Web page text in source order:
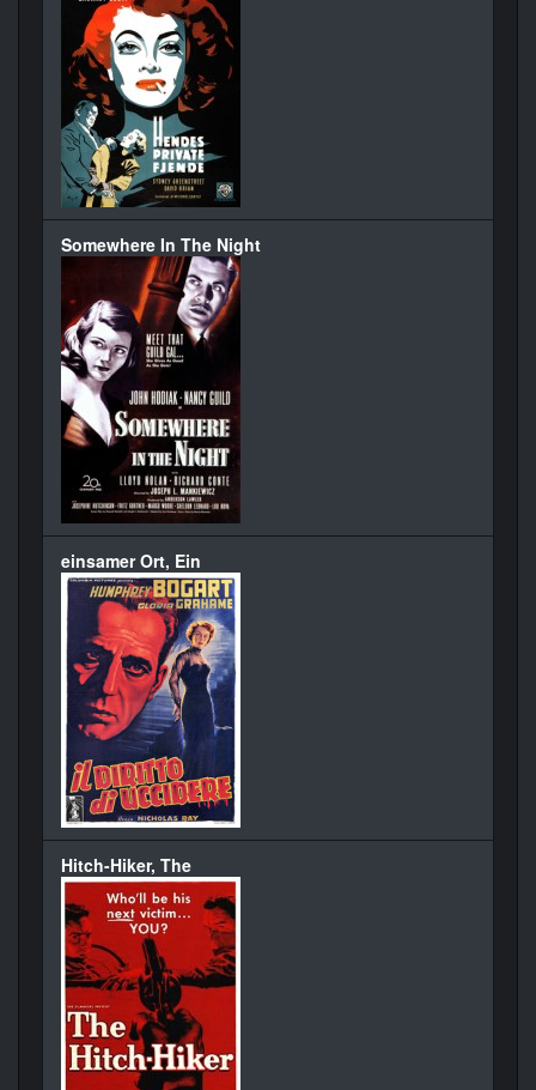
Somewhere In The Night
einsamer Ort, Ein
Hitch-Hiker, The